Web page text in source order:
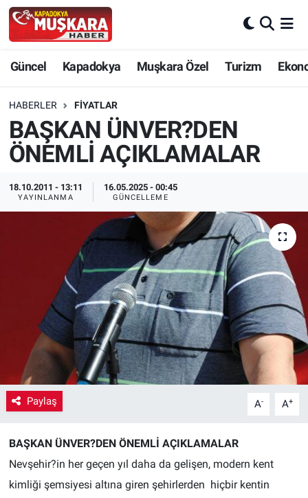
Güncel Kapadokya Muşkara Özel Turizm
HABERLER FIYATLAR
BAŞKAN ÜNVER?DEN
ÖNEMLİ AÇIKLAMALAR
18.10.2011 - 13:11
YAYINLANMA
16.05.2025 - 00:45
GÜNCELLEME
Paylaş A- A+
BAŞKAN ÜNVER?DEN ÖNEMLİ AÇIKLAMALAR
Nevşehir?in her geçen yıl daha da gelişen, modern kent
kimliği şemsiyesi altına giren şehirlerden hiçbir kentin
Güncel
SEÇİM
Muşkara Özel
Ekonomi
Kapadokya
Turizm
Kültür - Sanat
Yaşam
VEFATLAR
Nevşehir Hava Durumu
Nevşehir Trafik Yoğunluk Haritası
Süper Lig Puan Durumu ve Fikstür
Tüm Manşetler
Son Dakika Haberleri
Haber Arşivi